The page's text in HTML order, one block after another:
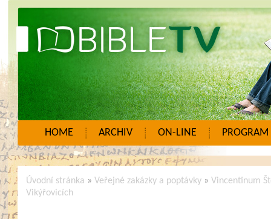
HOME ARCHIV ON-LINE PROGRAM
Úvodní stránka » Veřejné zakázky a poptávky » Vincentinum
Vikýřovicích